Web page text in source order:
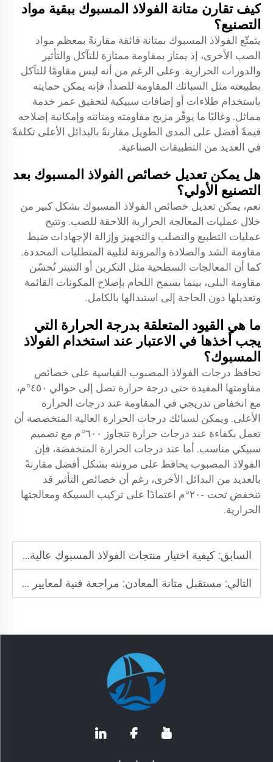
كيف تقارن متانة الفولاذ المسبوك ببقية مواد
التصنيع؟
يتمتّع الفولاذ المسبوك بمتانة فائقة مقارنةً بمعظم مواد
الصب الأخرى، إذ يمتاز بمقاومة ممتازة للتآكل والتأثير
والدورات الحرارية. وعلى الرغم من أنه ليس مقاومًا للتآكل
بطبيعته مثل السبائك المقاومة للصدأ، فإنه يمكن حمايته
باستخدام طلاءات أو إضافات سبيكية لتحقيق عمر خدمة
مماثل. وغالبًا ما يوفّر مزيج مقاومته ومتانته وإمكانية إصلاحه
قيمةً أفضل على المدى الطويل مقارنةً بالبدائل الأعلى تكلفةً
في العديد من التطبيقات الصناعية.
هل يمكن تعديل خصائص الفولاذ المسبوك بعد
التصنيع الأولي؟
نعم، يمكن تعديل خصائص الفولاذ المسبوك بشكل كبير من
خلال عمليات المعالجة الحرارية اللاحقة للصب. وتتيح
عمليات التطبيع والتصلب والتجهيز وإزالة الإجهادات ضبط
مقاومة الشد والصلادة والمرونة لتلبية المتطلبات المحددة.
كما أن المعالجات السطحية مثل التكربن أو التنيتر تُحسّن
مقاومة البلى، بينما يسمح اللحام بإصلاح المكونات القائمة
وتعديلها دون الحاجة إلى استبدالها بالكامل.
ما هي القيود المتعلقة بدرجة الحرارة التي
يجب أخذها في الاعتبار عند استخدام الفولاذ
المسبوك؟
تحافظ درجات الفولاذ المصبوب القياسية على خصائص
مقاومتها المفيدة حتى درجة حرارة تصل إلى حوالي ٤٥٠°م،
مع انخفاض تدريجي في المقاومة عند درجات الحرارة
الأعلى. ويمكن لسبائك درجات الحرارة العالية المتخصصة أن
تعمل بكفاءة عند درجات حرارة تتجاوز ٦٠٠°م مع تصميم
سبيكي مناسب. أما عند درجات الحرارة المنخفضة، فإن
الفولاذ المصبوب يحافظ على مرونته بشكل أفضل مقارنةً
بالعديد من البدائل الأخرى، رغم أن خصائص التأثير قد
تنخفض تحت -٢٠°م اعتمادًا على تركيب السبيكة ومعالجتها
الحرارية.
السابق: كيفية اختيار منتجات الفولاذ المسبوك عالية الجودة
التالي: مستقبل متانة المعادن: مراجعة فنية لمعايير المعالجة الحرارية، وتكنولوجيا أفران الفراغ، وبروتوكولات مراقبة الجودة لإنتاج فولاذ الأدوات عالي الأداء